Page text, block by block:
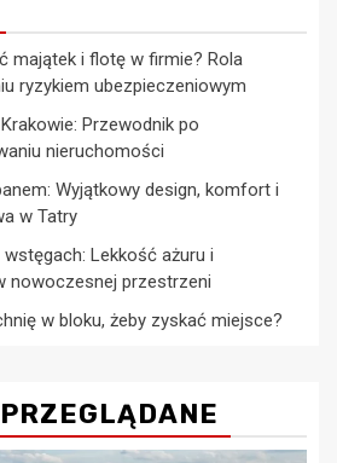
majątek i flotę w firmie? Rola
ryzykiem ubezpieczeniowym
Przewodnik po
nieruchomości
Wyjątkowy design, komfort i
w Tatry
Lekkość ażuru i
nowoczesnej przestrzeni
w bloku, żeby zyskać miejsce?